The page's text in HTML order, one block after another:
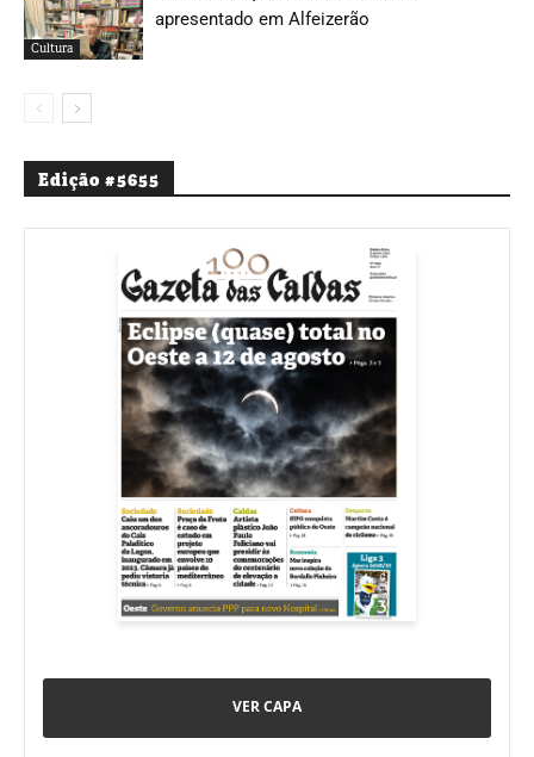
Cultura
apresentado em Alfeizerão
Edição #5655
VER CAPA